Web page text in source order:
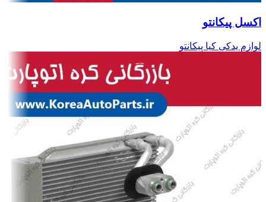
اکسل پیکانتو
لوازم یدکی کیا پیکانتو